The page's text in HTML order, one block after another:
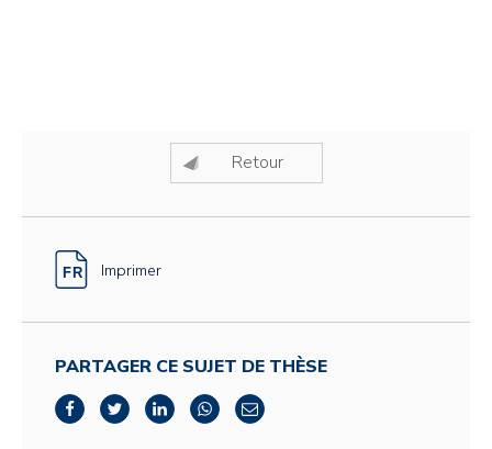
Retour
Imprimer
PARTAGER CE SUJET DE THÈSE